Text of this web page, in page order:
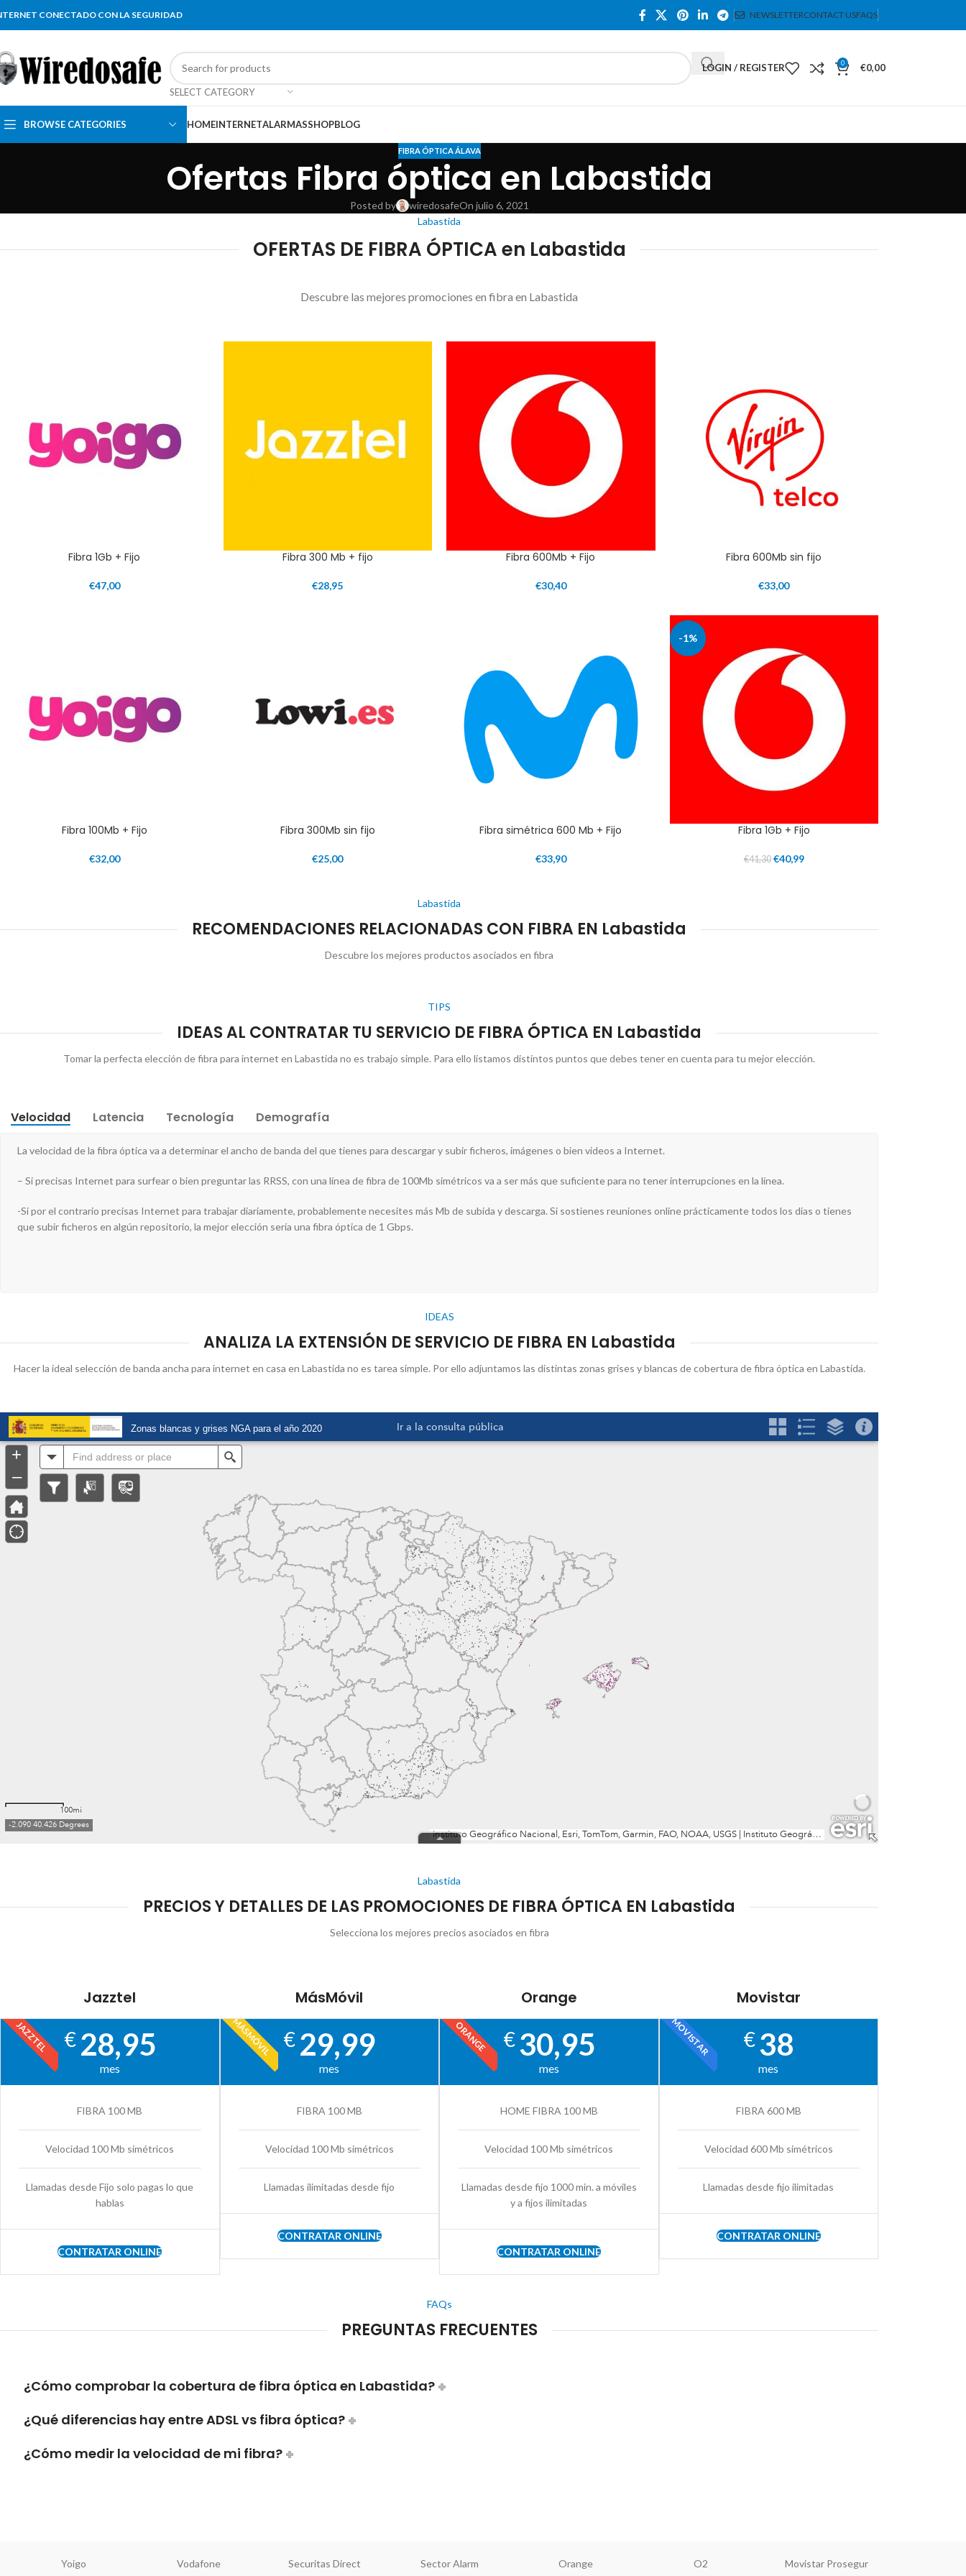
CONECTADO CON LA SEGURIDAD NEWSLETTERCONTACT USFAQS
SELECT CATEGORY
LOGIN / REGISTER 0 €0,00
BROWSE CATEGORIES HOMEINTERNETALARMASSHOPBLOG
FIBRA ÓPTICA ÁLAVA
Ofertas Fibra óptica en Labastida
Posted by wiredosafeOn julio 6, 2021
Labastida
OFERTAS DE FIBRA ÓPTICA en Labastida
Descubre las mejores promociones en fibra en Labastida
Fibra 1Gb + Fijo
€47,00
Fibra 300 Mb + fijo
€28,95
Fibra 600Mb + Fijo
€30,40
Fibra 600Mb sin fijo
€33,00
Fibra 100Mb + Fijo
€32,00
Fibra 300Mb sin fijo
€25,00
Fibra simétrica 600 Mb + Fijo
€33,90
-1%
Fibra 1Gb + Fijo
€41,30 €40,99
Labastida
RECOMENDACIONES RELACIONADAS CON FIBRA EN Labastida
Descubre los mejores productos asociados en fibra
TIPS
IDEAS AL CONTRATAR TU SERVICIO DE FIBRA ÓPTICA EN Labastida
Tomar la perfecta elección de fibra para internet en Labastida no es trabajo simple. Para ello listamos distintos puntos que debes tener en cuenta para tu mejor elección.
Velocidad Latencia Tecnología Demografía
La velocidad de la fibra óptica va a determinar el ancho de banda del que tienes para descargar y subir ficheros, imágenes o bien videos a Internet.
– Si precisas Internet para surfear o bien preguntar las RRSS, con una línea de fibra de 100Mb simétricos va a ser más que suficiente para no tener interrupciones en la línea.
-Si por el contrario precisas Internet para trabajar diariamente, probablemente necesites más Mb de subida y descarga. Si sostienes reuniones online prácticamente todos los días o tienes
que subir ficheros en algún repositorio, la mejor elección sería una fibra óptica de 1 Gbps.
IDEAS
ANALIZA LA EXTENSIÓN DE SERVICIO DE FIBRA EN Labastida
Hacer la ideal selección de banda ancha para internet en casa en Labastida no es tarea simple. Por ello adjuntamos las distintas zonas grises y blancas de cobertura de fibra óptica en Labastida.
Labastida
PRECIOS Y DETALLES DE LAS PROMOCIONES DE FIBRA ÓPTICA EN Labastida
Selecciona los mejores precios asociados en fibra
Jazztel
JAZZTEL € 28,95
mes
FIBRA 100 MB
Velocidad 100 Mb simétricos
Llamadas desde Fijo solo pagas lo que
hablas
CONTRATAR ONLINE
MásMóvil
MÁSMÓVIL € 29,99
mes
FIBRA 100 MB
Velocidad 100 Mb simétricos
Llamadas ilimitadas desde fijo
CONTRATAR ONLINE
Orange
ORANGE €30,95
mes
HOME FIBRA 100 MB
Velocidad 100 Mb simétricos
Llamadas desde fijo 1000 min. a móviles
y a fijos ilimitadas
CONTRATAR ONLINE
Movistar
MOVISTAR €38
mes
FIBRA 600 MB
Velocidad 600 Mb simétricos
Llamadas desde fijo ilimitadas
CONTRATAR ONLINE
FAQs
PREGUNTAS FRECUENTES
¿Cómo comprobar la cobertura de fibra óptica en Labastida?
¿Qué diferencias hay entre ADSL vs fibra óptica?
¿Cómo medir la velocidad de mi fibra?
Yoigo Vodafone Securitas Direct Sector Alarm Orange O2 Movistar Prosegur